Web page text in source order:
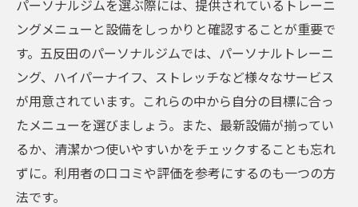
ストレッチを取り入れた効率的なボディメイク
プラン
ストレッチを活用した効率的なプログラム
設計
柔軟性と筋力を両立させるストレッチ法
毎日のルーティンに取り入れるストレッチ
ストレッチで改善される姿勢とボディライ
パーソナルジムを選ぶ際には、提供されているトレーニ
ングメニューと設備をしっかりと確認することが重要で
す。五反田のパーソナルジムでは、パーソナルトレーニ
ング、ハイパーナイフ、ストレッチなど様々なサービス
が用意されています。これらの中から自分の目標に合っ
たメニューを選びましょう。また、最新設備が揃ってい
るか、清潔かつ使いやすいかをチェックすることも忘れ
ずに。利用者の口コミや評価を参考にするのも一つの方
法です。